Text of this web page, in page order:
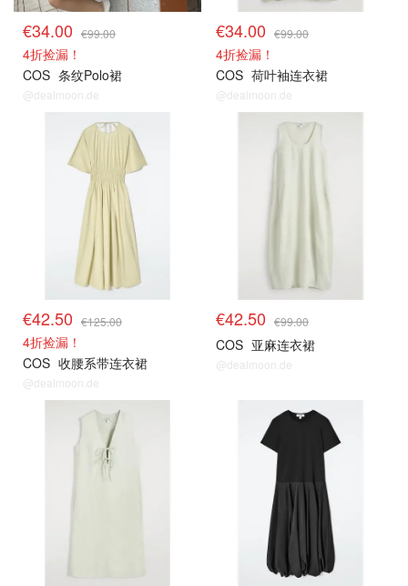
€34.00 €99.00
4折捡漏！
COS 条纹Polo裙
@dealmoon.de
€34.00 €99.00
4折捡漏！
COS 荷叶袖连衣裙
@dealmoon.de
€42.50 €125.00
4折捡漏！
COS 收腰系带连衣裙
@dealmoon.de
€42.50 €99.00
COS 亚麻连衣裙
@dealmoon.de